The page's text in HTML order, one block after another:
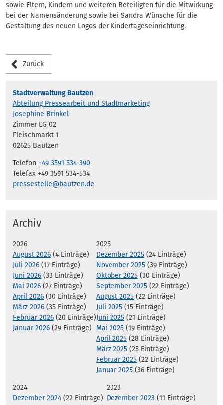
sowie Eltern, Kindern und weiteren Beteiligten für die Mitwirkung
bei der Namensänderung sowie bei Sandra Wünsche für die
Gestaltung des neuen Logos der Kindertageseinrichtung.
Zurück
Stadtverwaltung Bautzen
Abteilung Pressearbeit und Stadtmarketing
Josephine Brinkel
Zimmer EG 02
Fleischmarkt 1
02625 Bautzen
Telefon +49 3591 534-390
Telefax +49 3591 534-534
pressestelle@bautzen.de
Archiv
2026
August 2026 (4 Einträge)
Juli 2026 (17 Einträge)
Juni 2026 (33 Einträge)
Mai 2026 (27 Einträge)
April 2026 (30 Einträge)
März 2026 (35 Einträge)
Februar 2026 (20 Einträge)
Januar 2026 (29 Einträge)
2025
Dezember 2025 (24 Einträge)
November 2025 (39 Einträge)
Oktober 2025 (30 Einträge)
September 2025 (22 Einträge)
August 2025 (22 Einträge)
Juli 2025 (15 Einträge)
Juni 2025 (21 Einträge)
Mai 2025 (19 Einträge)
April 2025 (28 Einträge)
März 2025 (25 Einträge)
Februar 2025 (22 Einträge)
Januar 2025 (36 Einträge)
2024
Dezember 2024 (22 Einträge)
2023
Dezember 2023 (11 Einträge)